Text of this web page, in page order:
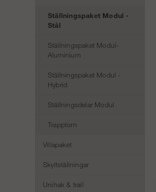
Ställningspaket Modul -
Stål
Ställningspaket Modul-
Aluminium
Ställningspaket Modul -
Hybrid
Ställningsdelar Modul
Trapptorn
Villapaket
Skyltställningar
Unihak & trall